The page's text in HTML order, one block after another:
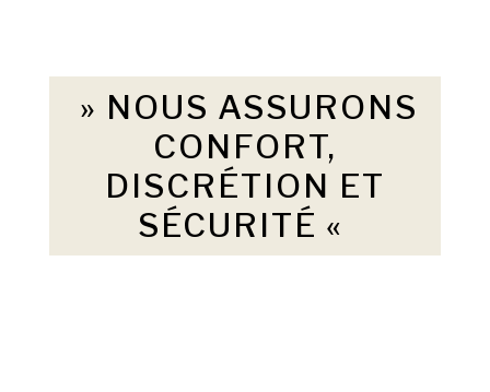
» NOUS ASSURONS
CONFORT,
DISCRÉTION ET
SÉCURITÉ «